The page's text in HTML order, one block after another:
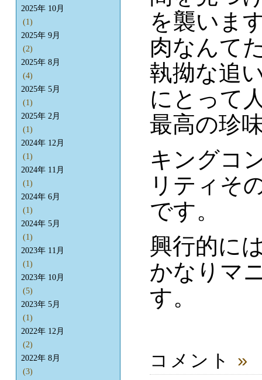
を襲いま
肉なんて
執拗な追
にとって
最高の珍
キングコ
リティそ
です。
興行的に
かなりマ
す。
コメント »
2025年 10月
(1)
2025年 9月
(2)
2025年 8月
(4)
2025年 5月
(1)
2025年 2月
(1)
2024年 12月
(1)
2024年 11月
(1)
2024年 6月
(1)
2024年 5月
(1)
2023年 11月
(1)
2023年 10月
(5)
2023年 5月
(1)
2022年 12月
(2)
2022年 8月
(3)